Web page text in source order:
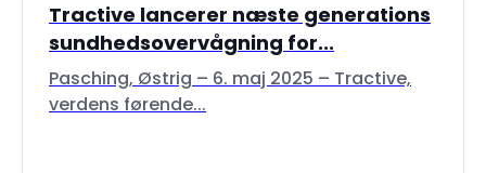
Tractive lancerer næste generations
sundhedsovervågning for...
Pasching, Østrig – 6. maj 2025 – Tractive,
verdens førende...